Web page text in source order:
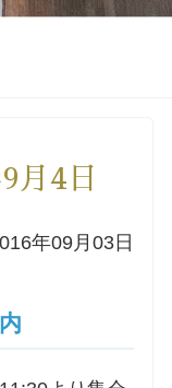
月4日
年09月03日